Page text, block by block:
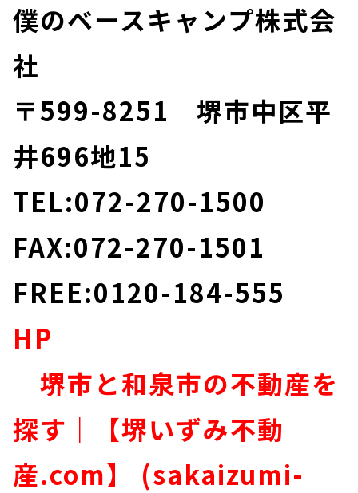
僕のベースキャンプ株式会
社
〒599-8251 堺市中区平
井696地15
TEL:072-270-1500
FAX:072-270-1501
FREE:0120-184-555
HP
堺市と和泉市の不動産を
探す｜【堺いずみ不動
産.com】 (sakaizumi-